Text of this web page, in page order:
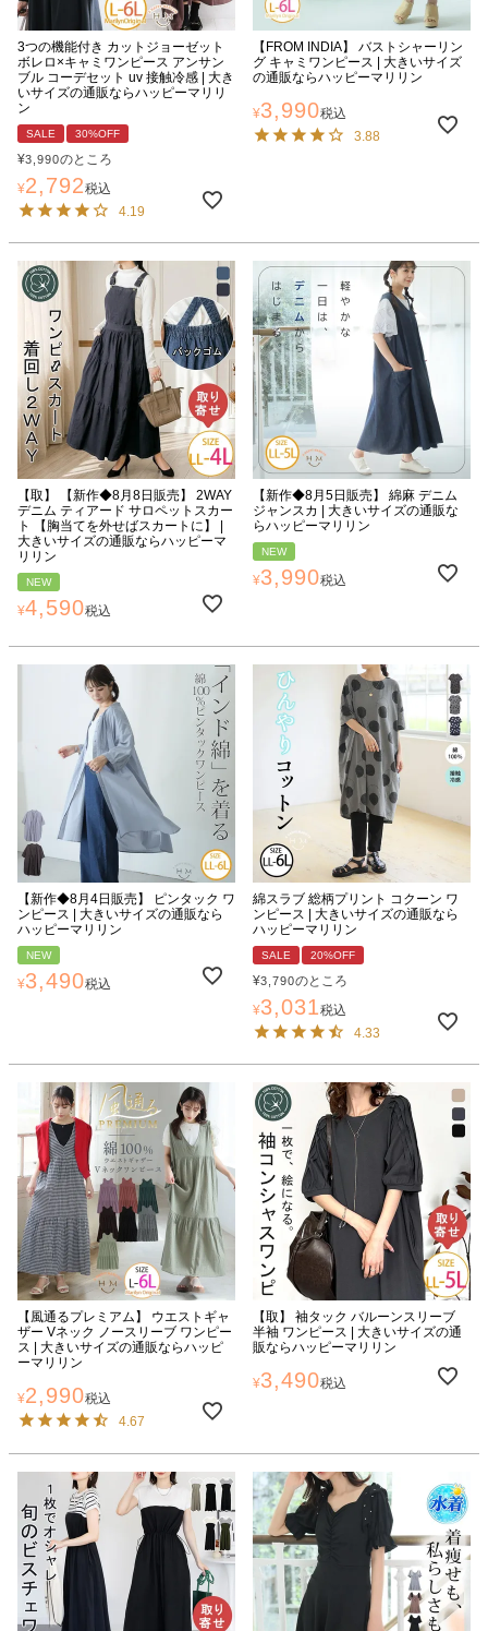
3つの機能付き カットジョーゼット
ボレロ×キャミワンピース アンサン
ブル コーデセット uv 接触冷感 | 大き
いサイズの通販ならハッピーマリリ
ン
SALE 30%OFF
¥3,990のところ
¥2,792税込
4.19
【FROM INDIA】 バストシャーリン
グ キャミワンピース | 大きいサイズ
の通販ならハッピーマリリン
¥3,990税込
3.88
【取】 【新作◆8月8日販売】 2WAY
デニム ティアード サロペットスカー
ト 【胸当てを外せばスカートに】 |
大きいサイズの通販ならハッピーマ
リリン
NEW
¥4,590税込
【新作◆8月5日販売】 綿麻 デニム
ジャンスカ | 大きいサイズの通販な
らハッピーマリリン
NEW
¥3,990税込
【新作◆8月4日販売】 ピンタック ワ
ンピース | 大きいサイズの通販なら
ハッピーマリリン
NEW
¥3,490税込
綿スラブ 総柄プリント コクーン ワ
ンピース | 大きいサイズの通販なら
ハッピーマリリン
SALE 20%OFF
¥3,790のところ
¥3,031税込
4.33
【風通るプレミアム】 ウエストギャ
ザー Vネック ノースリーブ ワンピー
ス | 大きいサイズの通販ならハッピ
ーマリリン
¥2,990税込
4.67
【取】 袖タック バルーンスリーブ
半袖 ワンピース | 大きいサイズの通
販ならハッピーマリリン
¥3,490税込